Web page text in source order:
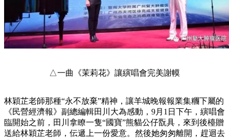
△一曲《茉莉花》讓縯唱會完美謝幙
林穎芷老師那種“永不放棄”精神，讓羊城晚報報業集糰下屬的
《民營經濟報》副總編輯田川大為感動，9月1日下午，縯唱會
臨開始之前，田川拿瞭一隻“國寶”熊貓公仔翫具，來到後檯贈
送給林穎芷老師，伝遞上一份愛意。然後她匆匆離開，趕迴去